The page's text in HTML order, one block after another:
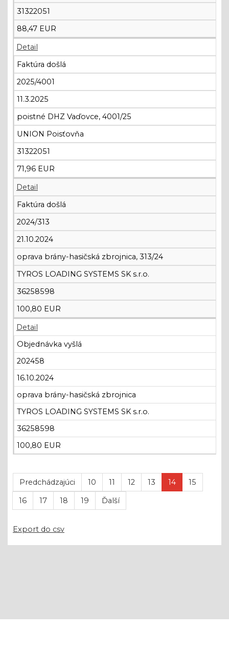
31322051
88,47 EUR
Detail
Faktúra došlá
2025/4001
11.3.2025
poistné DHZ Vaďovce, 4001/25
UNION Poisťovňa
31322051
71,96 EUR
Detail
Faktúra došlá
2024/313
21.10.2024
oprava brány-hasičská zbrojnica, 313/24
TYROS LOADING SYSTEMS SK s.r.o.
36258598
100,80 EUR
Detail
Objednávka vyšlá
202458
16.10.2024
oprava brány-hasičská zbrojnica
TYROS LOADING SYSTEMS SK s.r.o.
36258598
100,80 EUR
Predchádzajúci 10 11 12 13 14
15
16
17 18 19 Ďalší
Export do csv